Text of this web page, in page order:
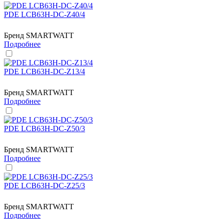
PDE LCB63H-DC-Z40/4
Бренд SMARTWATT
Подробнее
PDE LCB63H-DC-Z13/4
Бренд SMARTWATT
Подробнее
PDE LCB63H-DC-Z50/3
Бренд SMARTWATT
Подробнее
PDE LCB63H-DC-Z25/3
Бренд SMARTWATT
Подробнее